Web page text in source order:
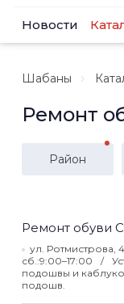
Новости
Шабаны
Ремонт
Район
Ремонт обуви
ул. Ротмистрова,
сб.:9:00–17:00
подошвы и
подошв.